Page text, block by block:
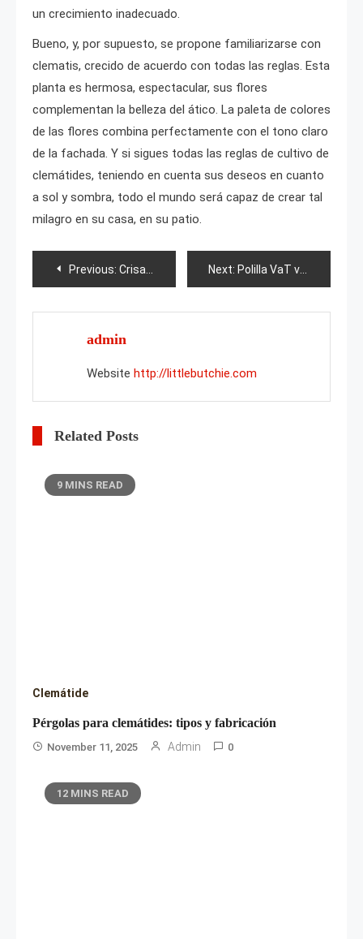
un crecimiento inadecuado.
Bueno, y, por supuesto, se propone familiarizarse con
clematis, crecido de acuerdo con todas las reglas. Esta
planta es hermosa, espectacular, sus flores
complementan la belleza del ático. La paleta de colores
de las flores combina perfectamente con el tono claro
de la fachada. Y si sigues todas las reglas de cultivo de
clemátides, teniendo en cuenta sus deseos en cuanto
a sol y sombra, todo el mundo será capaz de crear tal
milagro en su casa, en su patio.
Post
navigation
Previous: Crisantemo Barca Next: Polilla VaT violeta
admin
Website http://littlebutchie.com
Related Posts
9 MINS READ
Clemátide
Pérgolas para clemátides: tipos y fabricación
November 11, 2025 Admin 0
12 MINS READ